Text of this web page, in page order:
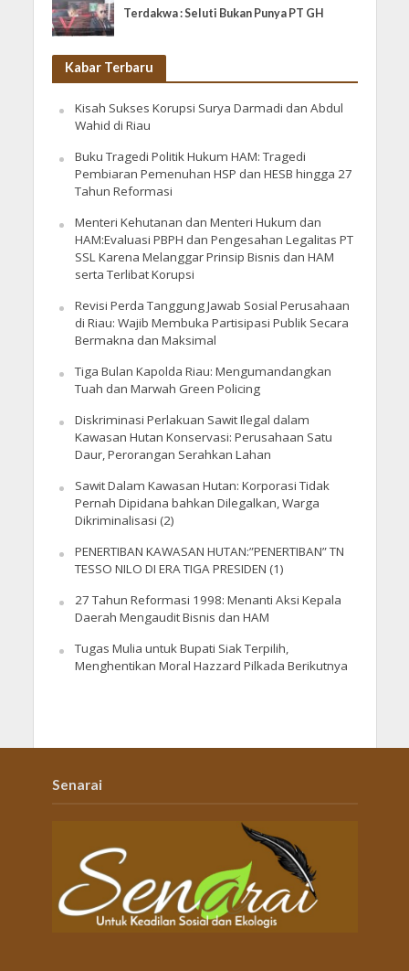
Terdakwa : Seluti Bukan Punya PT GH
Kabar Terbaru
Kisah Sukses Korupsi Surya Darmadi dan Abdul
Wahid di Riau
Buku Tragedi Politik Hukum HAM: Tragedi
Pembiaran Pemenuhan HSP dan HESB hingga 27
Tahun Reformasi
Menteri Kehutanan dan Menteri Hukum dan
HAM:Evaluasi PBPH dan Pengesahan Legalitas PT
SSL Karena Melanggar Prinsip Bisnis dan HAM
serta Terlibat Korupsi
Revisi Perda Tanggung Jawab Sosial Perusahaan
di Riau: Wajib Membuka Partisipasi Publik Secara
Bermakna dan Maksimal
Tiga Bulan Kapolda Riau: Mengumandangkan
Tuah dan Marwah Green Policing
Diskriminasi Perlakuan Sawit Ilegal dalam
Kawasan Hutan Konservasi: Perusahaan Satu
Daur, Perorangan Serahkan Lahan
Sawit Dalam Kawasan Hutan: Korporasi Tidak
Pernah Dipidana bahkan Dilegalkan, Warga
Dikriminalisasi (2)
PENERTIBAN KAWASAN HUTAN:”PENERTIBAN” TN
TESSO NILO DI ERA TIGA PRESIDEN (1)
27 Tahun Reformasi 1998: Menanti Aksi Kepala
Daerah Mengaudit Bisnis dan HAM
Tugas Mulia untuk Bupati Siak Terpilih,
Menghentikan Moral Hazzard Pilkada Berikutnya
Senarai